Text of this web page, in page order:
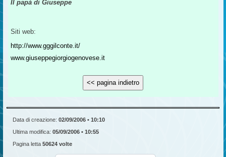
Il papà di Giuseppe
Siti web:
http://www.gggilconte.it/
www.giuseppegiorgiogenovese.it
Data di creazione: 02/09/2006 • 10:10
Ultima modifica: 05/09/2006 • 10:55
Pagina letta 50624 volte